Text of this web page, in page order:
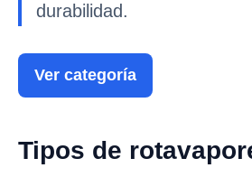
durabilidad.
Ver categoría
Tipos de